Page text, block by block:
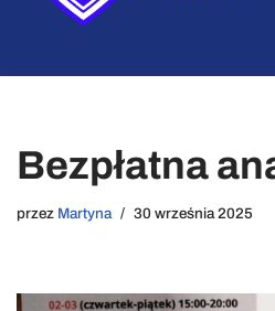
Bezpłatna
przez Martyna 30 września 2025